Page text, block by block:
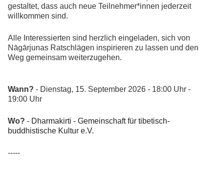
gestaltet, dass auch neue Teilnehmer*innen jederzeit
willkommen sind.
Alle Interessierten sind herzlich eingeladen, sich von
Nāgārjunas Ratschlägen inspirieren zu lassen und den
Weg gemeinsam weiterzugehen.
Wann? - Dienstag, 15. September 2026 - 18:00 Uhr -
19:00 Uhr
Wo? - Dharmakirti - Gemeinschaft für tibetisch-
buddhistische Kultur e.V.
-----